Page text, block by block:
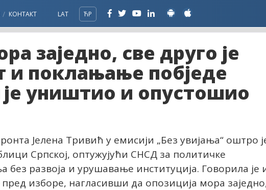
КОНТАКТ LAT ЋР
заједно, све друго је
и поклањање побједе
уништио и опустошио
Јелена Тривић у емисији „Без увијања“ оштро
Српској, оптужујући СНСД за политичке
без развоја и урушавање институција. Говорила је
изборе, нагласивши да опозиција мора